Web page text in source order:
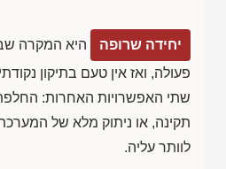
יחידה שרופה
היא המקרה
פעולה, ואז אין טעם בתיקון
שתי האפשרויות האחרות:
תקינה, או ניתוק מלא של
לוותר עליה.